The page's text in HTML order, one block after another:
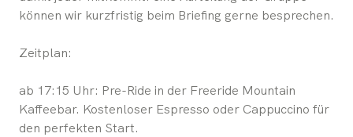
können wir kurzfristig beim Briefing gerne besprechen.
Zeitplan:
ab 17:15 Uhr: Pre-Ride in der Freeride Mountain
Kaffeebar. Kostenloser Espresso oder Cappuccino für
den perfekten Start.